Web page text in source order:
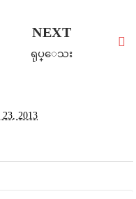
NEXT
ရုပ္ေသး
23, 2013